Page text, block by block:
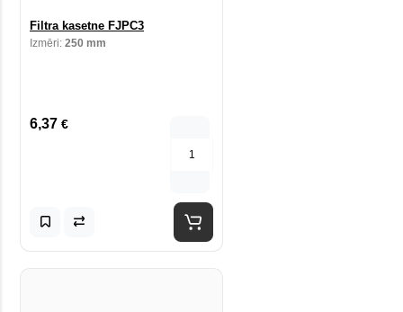
Filtra kasetne FJPC3
Izmēri: 250 mm
6,37 €